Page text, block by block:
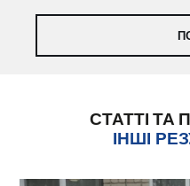
СТАТТІ ТА
ІНШІ